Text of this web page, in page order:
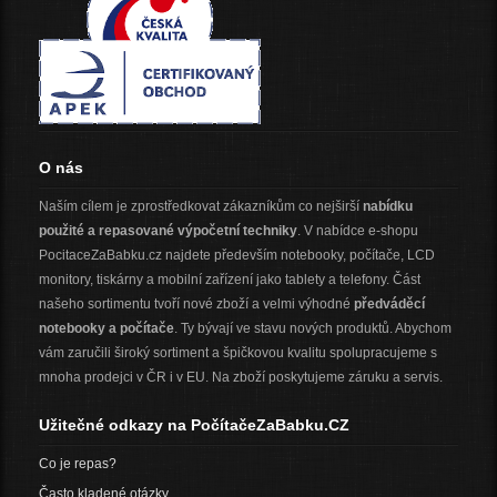
O nás
Naším cílem je zprostředkovat zákazníkům co nejširší nabídku
použité a repasované výpočetní techniky. V nabídce e-shopu
PocitaceZaBabku.cz najdete především notebooky, počítače, LCD
monitory, tiskárny a mobilní zařízení jako tablety a telefony. Část
našeho sortimentu tvoří nové zboží a velmi výhodné předváděcí
notebooky a počítače. Ty bývají ve stavu nových produktů. Abychom
vám zaručili široký sortiment a špičkovou kvalitu spolupracujeme s
mnoha prodejci v ČR i v EU. Na zboží poskytujeme záruku a servis.
Užitečné odkazy na PočítačeZaBabku.CZ
Co je repas?
Často kladené otázky